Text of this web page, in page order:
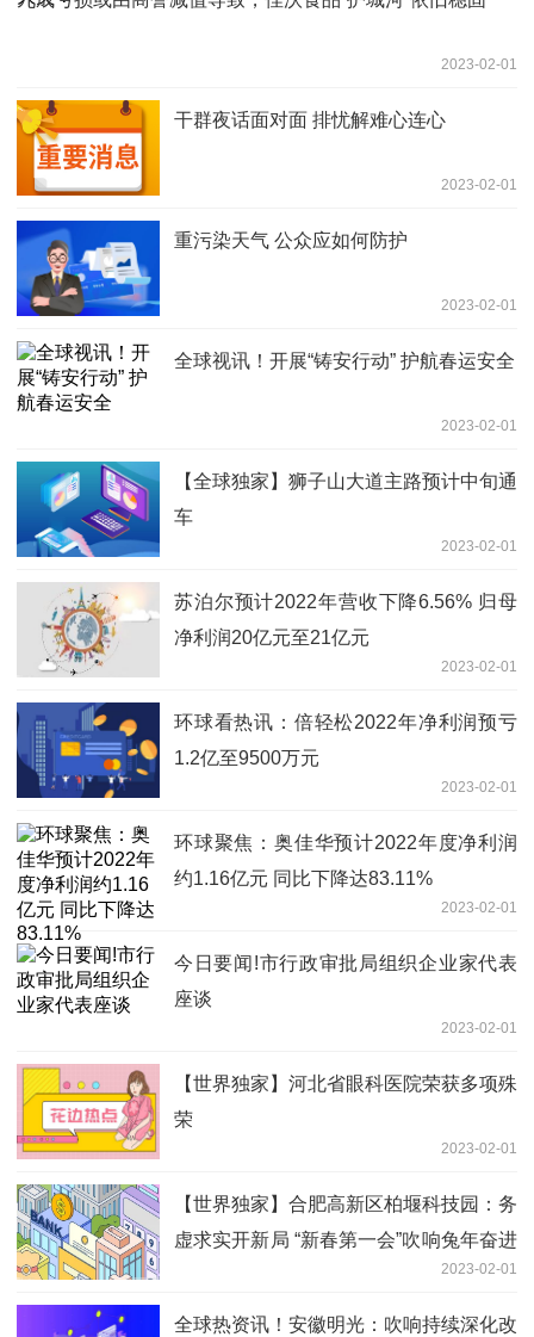
2023-02-01
干群夜话面对面 排忧解难心连心
2023-02-01
重污染天气 公众应如何防护
2023-02-01
全球视讯！开展“铸安行动” 护航春运安全
2023-02-01
【全球独家】狮子山大道主路预计中旬通
车
2023-02-01
苏泊尔预计2022年营收下降6.56% 归母
净利润20亿元至21亿元
2023-02-01
环球看热讯：倍轻松2022年净利润预亏
1.2亿至9500万元
2023-02-01
环球聚焦：奥佳华预计2022年度净利润
约1.16亿元 同比下降达83.11%
2023-02-01
今日要闻!市行政审批局组织企业家代表
座谈
2023-02-01
【世界独家】河北省眼科医院荣获多项殊
荣
2023-02-01
【世界独家】合肥高新区柏堰科技园：务
虚求实开新局 “新春第一会”吹响兔年奋进
2023-02-01
全球热资讯！安徽明光：吹响持续深化改